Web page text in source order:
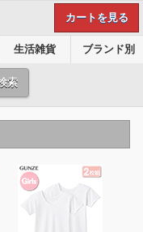
カートを見る
生活雑貨 ブランド別
索